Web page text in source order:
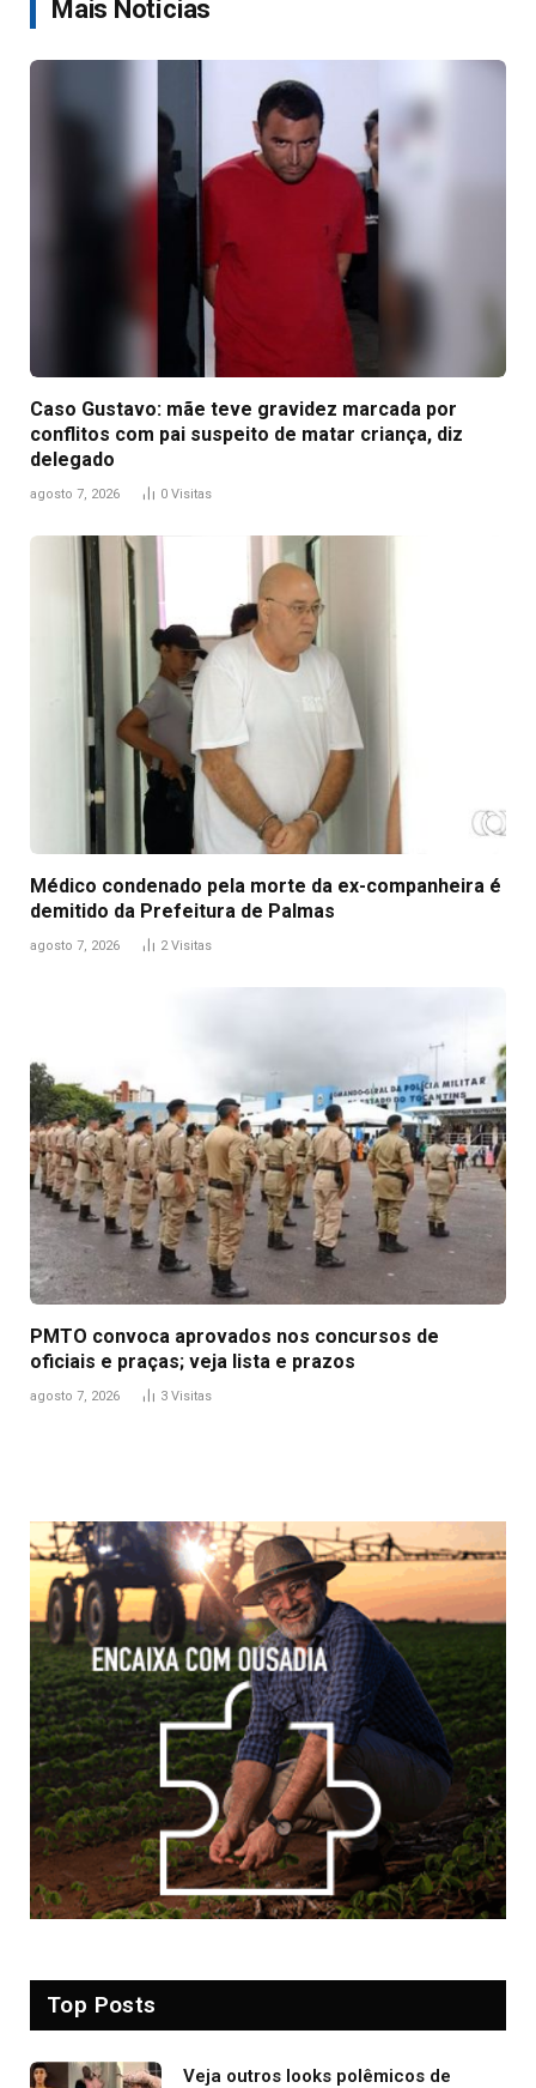
Mais Notícias
Caso Gustavo: mãe teve gravidez marcada por
conflitos com pai suspeito de matar criança, diz
delegado
agosto 7, 2026 0 Visitas
Médico condenado pela morte da ex-companheira é
demitido da Prefeitura de Palmas
agosto 7, 2026 2 Visitas
PMTO convoca aprovados nos concursos de
oficiais e praças; veja lista e prazos
agosto 7, 2026 3 Visitas
Top Posts
Veja outros looks polêmicos de